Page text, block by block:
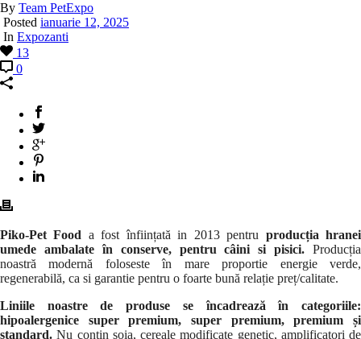
By Team PetExpo
Posted ianuarie 12, 2025
In Expozanti
13
0
Piko-Pet Food a fost înființată in 2013 pentru producția hranei
umede ambalate în conserve, pentru câini si pisici. Producția
noastră modernă foloseste în mare proportie energie verde,
regenerabilă, ca si garantie pentru o foarte bună relație preț/calitate.
Liniile noastre de produse se încadrează în categoriile:
hipoalergenice super premium, super premium, premium și
standard. Nu conțin soia, cereale modificate genetic, amplificatori de